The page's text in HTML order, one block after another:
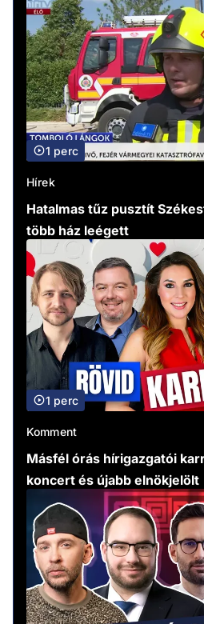
1 perc
Hírek
Hatalmas tűz pusztít
több ház leégett
1 perc
Komment
Másfél órás hírigazgatói
koncert és újabb elnökjelölt